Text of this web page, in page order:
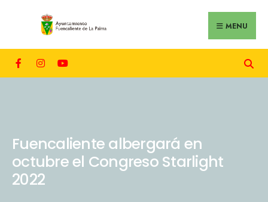
MENU
Fuencaliente albergará en
octubre el Congreso Starlight
2022